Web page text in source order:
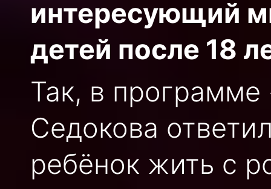
интересующий
детей после 18
Так, в
Седокова
ребёнок жить с